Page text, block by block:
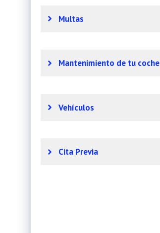
Multas
Mantenimiento de tu coche
Vehículos
Cita Previa